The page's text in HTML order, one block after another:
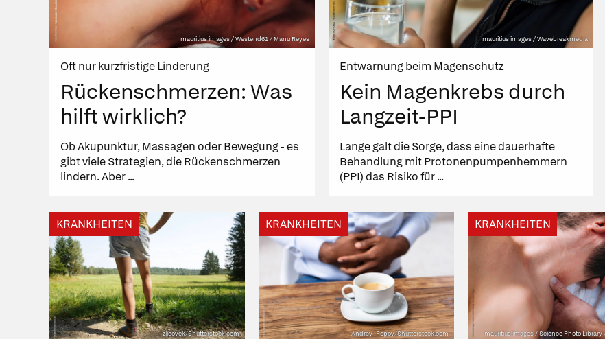
mauritius images / Westend61 / Manu Reyes
Oft nur kurzfristige Linderung
Rückenschmerzen: Was
hilft wirklich?
Ob Akupunktur, Massagen oder Bewegung - es
gibt viele Strategien, die Rückenschmerzen
lindern. Aber ...
mauritius images / Wavebreakmedia
Entwarnung beim Magenschutz
Kein Magenkrebs durch
Langzeit-PPI
Lange galt die Sorge, dass eine dauerhafte
Behandlung mit Protonenpumpenhemmern
(PPI) das Risiko für ...
KRANKHEITEN
zlicovek/Shutterstock.com
KRANKHEITEN
Andrey_Popov/Shutterstock.com
KRANKHEITEN
mauritius images / Science Photo Library